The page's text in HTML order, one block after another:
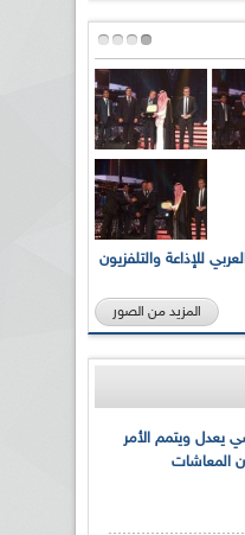
للمهرجان العربي للإذاعة والتلفزيون
المزيد من الصور
يعدل ويتمم الأمر
المعاشات